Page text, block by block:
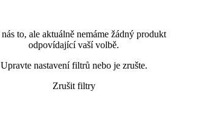
to, ale aktuálně nemáme žádný produkt
odpovídající vaší volbě.
Upravte nastavení filtrů nebo je zrušte.
Zrušit filtry